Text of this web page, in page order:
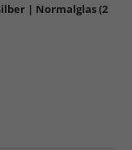
hitzebeständig
| Normalglas (2